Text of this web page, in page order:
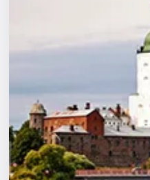
Города
Площадки